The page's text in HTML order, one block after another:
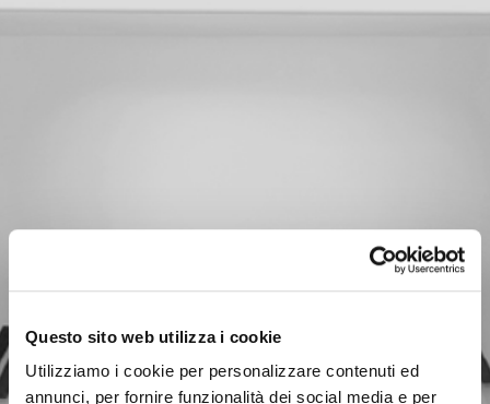
Questo sito web utilizza i cookie
Utilizziamo i cookie per personalizzare contenuti ed
annunci, per fornire funzionalità dei social media e per